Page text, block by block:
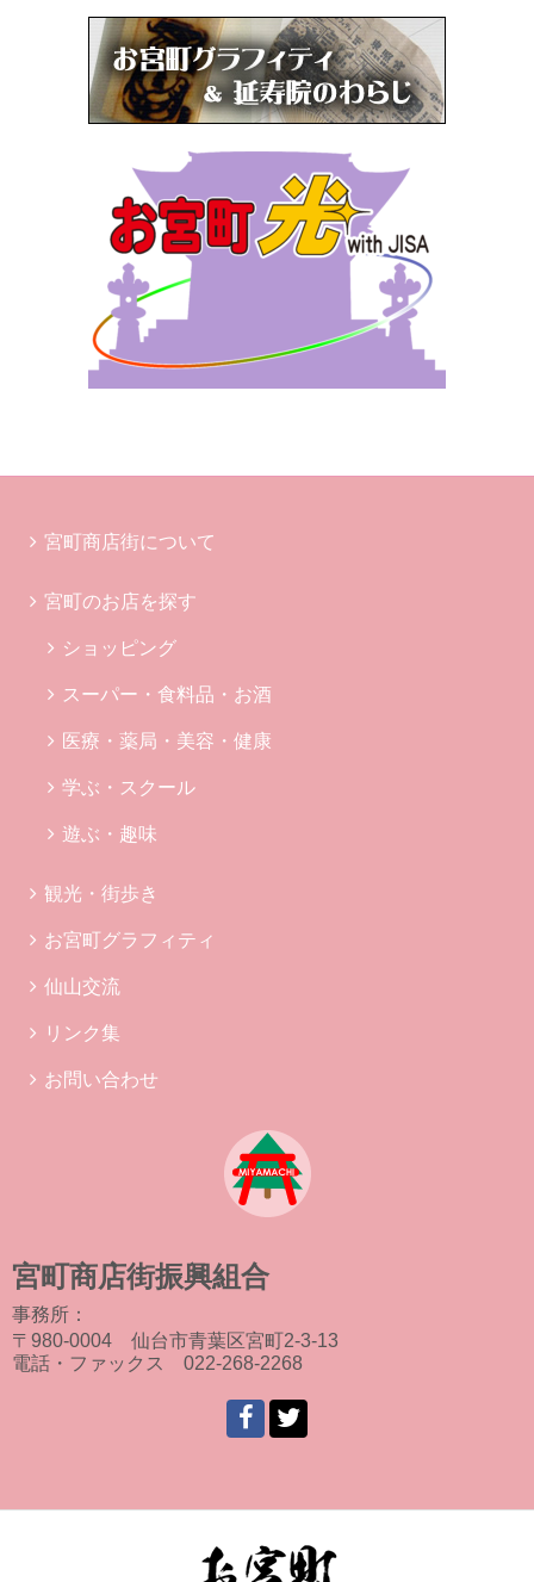
宮町商店街について
宮町のお店を探す
ショッピング
スーパー・食料品・お酒
医療・薬局・美容・健康
学ぶ・スクール
遊ぶ・趣味
観光・街歩き
お宮町グラフィティ
仙山交流
リンク集
お問い合わせ
宮町商店街振興組合
事務所：
〒980-0004 仙台市青葉区宮町2-3-13
電話・ファックス 022-268-2268